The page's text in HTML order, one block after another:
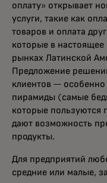
оплату» открывает
услуги, такие как
товаров и оплата
которые в
рынках Латинской
Предложение
клиентов — особенно
пирамиды (самые
которые пользуются
дают возможность
продукты.
Для предприятий
средние или малые,